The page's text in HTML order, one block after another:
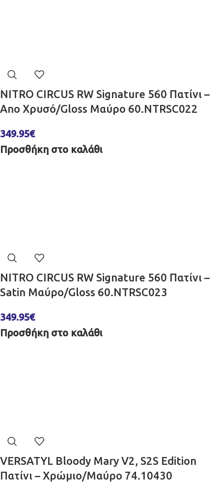
NITRO CIRCUS RW Signature 560 Πατίνι –
Ano Χρυσό/Gloss Μαύρο 60.NTRSC022
349.95€
Προσθήκη στο καλάθι
NITRO CIRCUS RW Signature 560 Πατίνι –
Satin Μαύρο/Gloss 60.NTRSC023
349.95€
Προσθήκη στο καλάθι
VERSATYL Bloody Mary V2, S2S Edition
Πατίνι – Χρώμιο/Μαύρο 74.10430